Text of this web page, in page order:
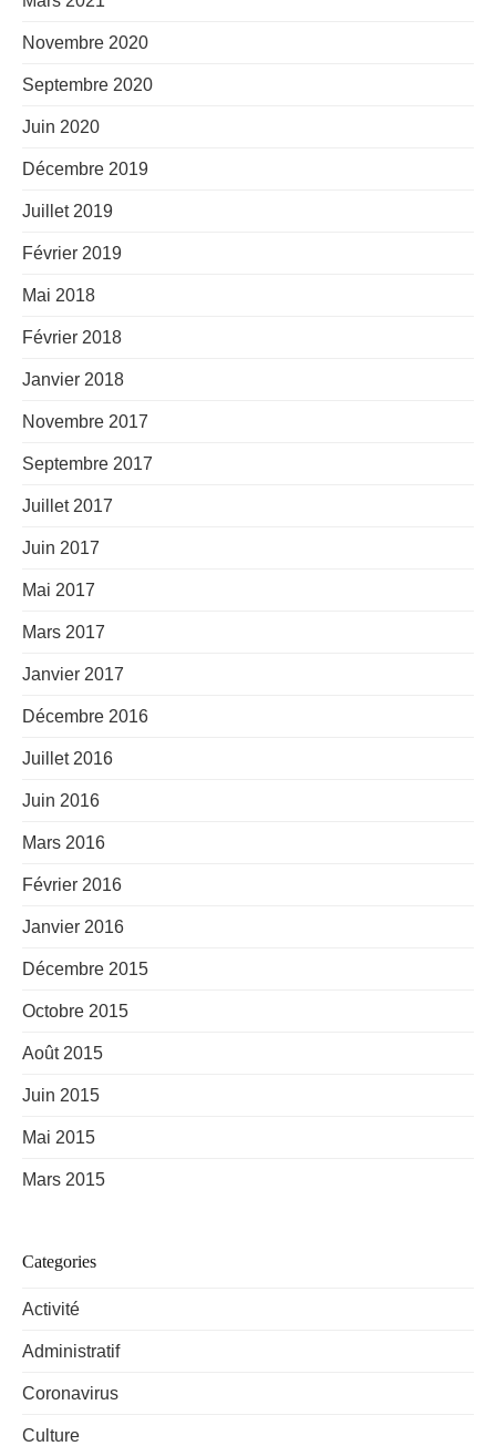
Novembre 2020
Septembre 2020
Juin 2020
Décembre 2019
Juillet 2019
Février 2019
Mai 2018
Février 2018
Janvier 2018
Novembre 2017
Septembre 2017
Juillet 2017
Juin 2017
Mai 2017
Mars 2017
Janvier 2017
Décembre 2016
Juillet 2016
Juin 2016
Mars 2016
Février 2016
Janvier 2016
Décembre 2015
Octobre 2015
Août 2015
Juin 2015
Mai 2015
Mars 2015
Categories
Activité
Administratif
Coronavirus
Culture